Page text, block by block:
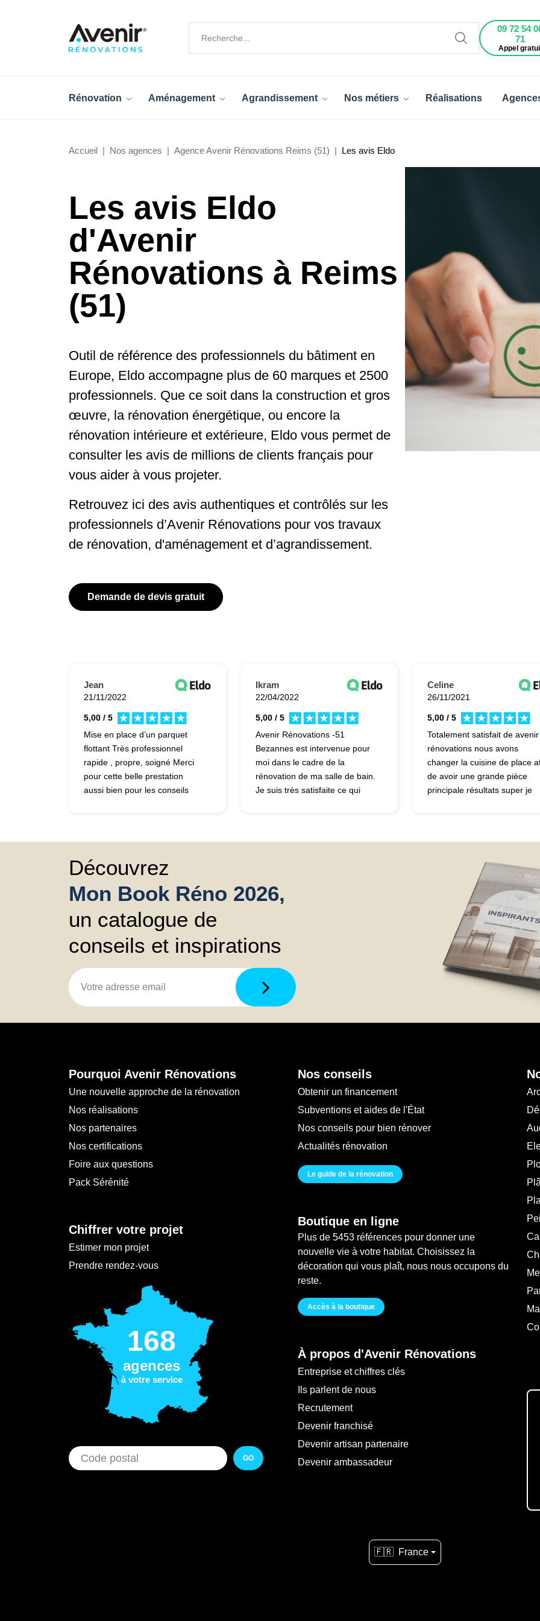
09 72 54
71
Appel
Rénovation Aménagement Agrandissement Nos métiers Réalisations
Accueil Nos agences Agence Avenir Rénovations Reims (51) Les avis Eldo
Les avis Eldo
d'Avenir
Rénovations à Reims
(51)
Outil de référence des professionnels du bâtiment en
Europe, Eldo accompagne plus de 60 marques et 2500
professionnels. Que ce soit dans la construction et gros
œuvre, la rénovation énergétique, ou encore la
rénovation intérieure et extérieure, Eldo vous permet de
consulter les avis de millions de clients français pour
vous aider à vous projeter.
Retrouvez ici des avis authentiques et contrôlés sur les
professionnels d’Avenir Rénovations pour vos travaux
de rénovation, d'aménagement et d’agrandissement.
Demande de devis gratuit
Jean
21/11/2022
5,00 / 5
Mise en place d’un parquet
flottant Très professionnel
rapide , propre, soigné Merci
pour cette belle prestation
aussi bien pour les conseils
Ikram
22/04/2022
5,00 / 5
Avenir Rénovations -51
Bezannes est intervenue pour
moi dans le cadre de la
rénovation de ma salle de bain.
Je suis très satisfaite ce qui
Celine
26/11/2021
5,00 / 5
Totalement satisfait de avenir
rénovations nous avons
changer la cuisine de place
de avoir une grande pièce
principale résultats super je
Découvrez
Mon Book Réno 2026,
un catalogue de
conseils et inspirations
Pourquoi Avenir Rénovations
Une nouvelle approche de la rénovation
Nos réalisations
Nos partenaires
Nos certifications
Foire aux questions
Pack Sérénité
Chiffrer votre projet
Estimer mon projet
Prendre rendez-vous
168
agences
à votre service
GO
Nos conseils
Obtenir un financement
Subventions et aides de l'État
Nos conseils pour bien rénover
Actualités rénovation
Le guide de la rénovation
Boutique en ligne
Plus de 5453 références pour donner une
nouvelle vie à votre habitat. Choisissez la
décoration qui vous plaît, nous nous occupons du
reste.
Accès à la boutique
À propos d'Avenir Rénovations
Entreprise et chiffres clés
Ils parlent de nous
Recrutement
Devenir franchisé
Devenir artisan partenaire
Devenir ambassadeur
🇫🇷 France